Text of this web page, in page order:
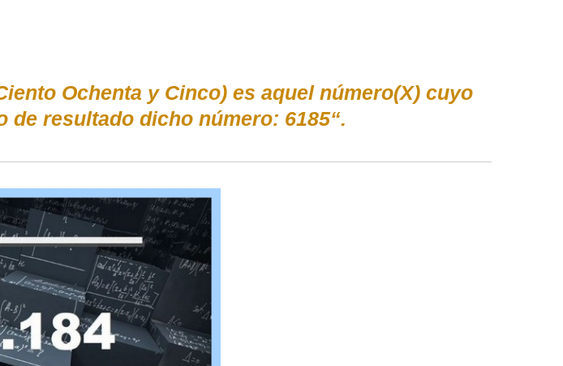
Ochenta y Cinco) es aquel número(X) cuyo
de resultado dicho número: 6185“.